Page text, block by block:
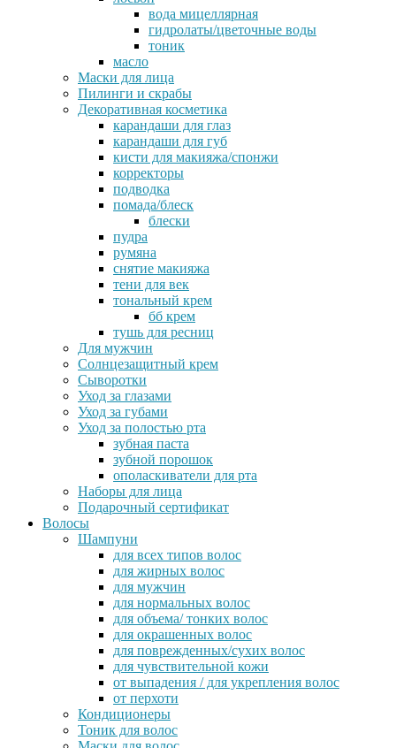
вода мицеллярная
гидролаты/цветочные воды
тоник
масло
Маски для лица
Пилинги и скрабы
Декоративная косметика
карандаши для глаз
карандаши для губ
кисти для макияжа/спонжи
корректоры
подводка
помада/блеск
блески
пудра
румяна
снятие макияжа
тени для век
тональный крем
бб крем
тушь для ресниц
Для мужчин
Солнцезащитный крем
Сыворотки
Уход за глазами
Уход за губами
Уход за полостью рта
зубная паста
зубной порошок
ополаскиватели для рта
Наборы для лица
Подарочный сертификат
Волосы
Шампуни
для всех типов волос
для жирных волос
для мужчин
для нормальных волос
для объема/ тонких волос
для окрашенных волос
для поврежденных/сухих волос
для чувствительной кожи
от выпадения / для укрепления волос
от перхоти
Кондиционеры
Тоник для волос